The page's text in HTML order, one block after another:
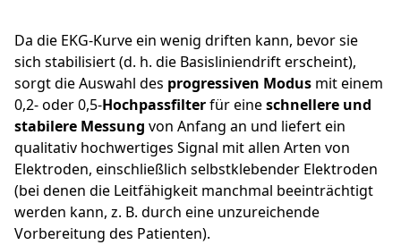
Da die EKG-Kurve ein wenig driften kann, bevor sie
sich stabilisiert (d. h. die Basisliniendrift erscheint),
sorgt die Auswahl des progressiven Modus mit einem
0,2- oder 0,5-Hochpassfilterfür eineschnellere und
stabilere Messung von Anfang an und liefert ein
qualitativ hochwertiges Signal mit allen Arten von
Elektroden, einschließlich selbstklebender Elektroden
(bei denen die Leitfähigkeit manchmal beeinträchtigt
werden kann, z. B. durch eine unzureichende
Vorbereitung des Patienten).